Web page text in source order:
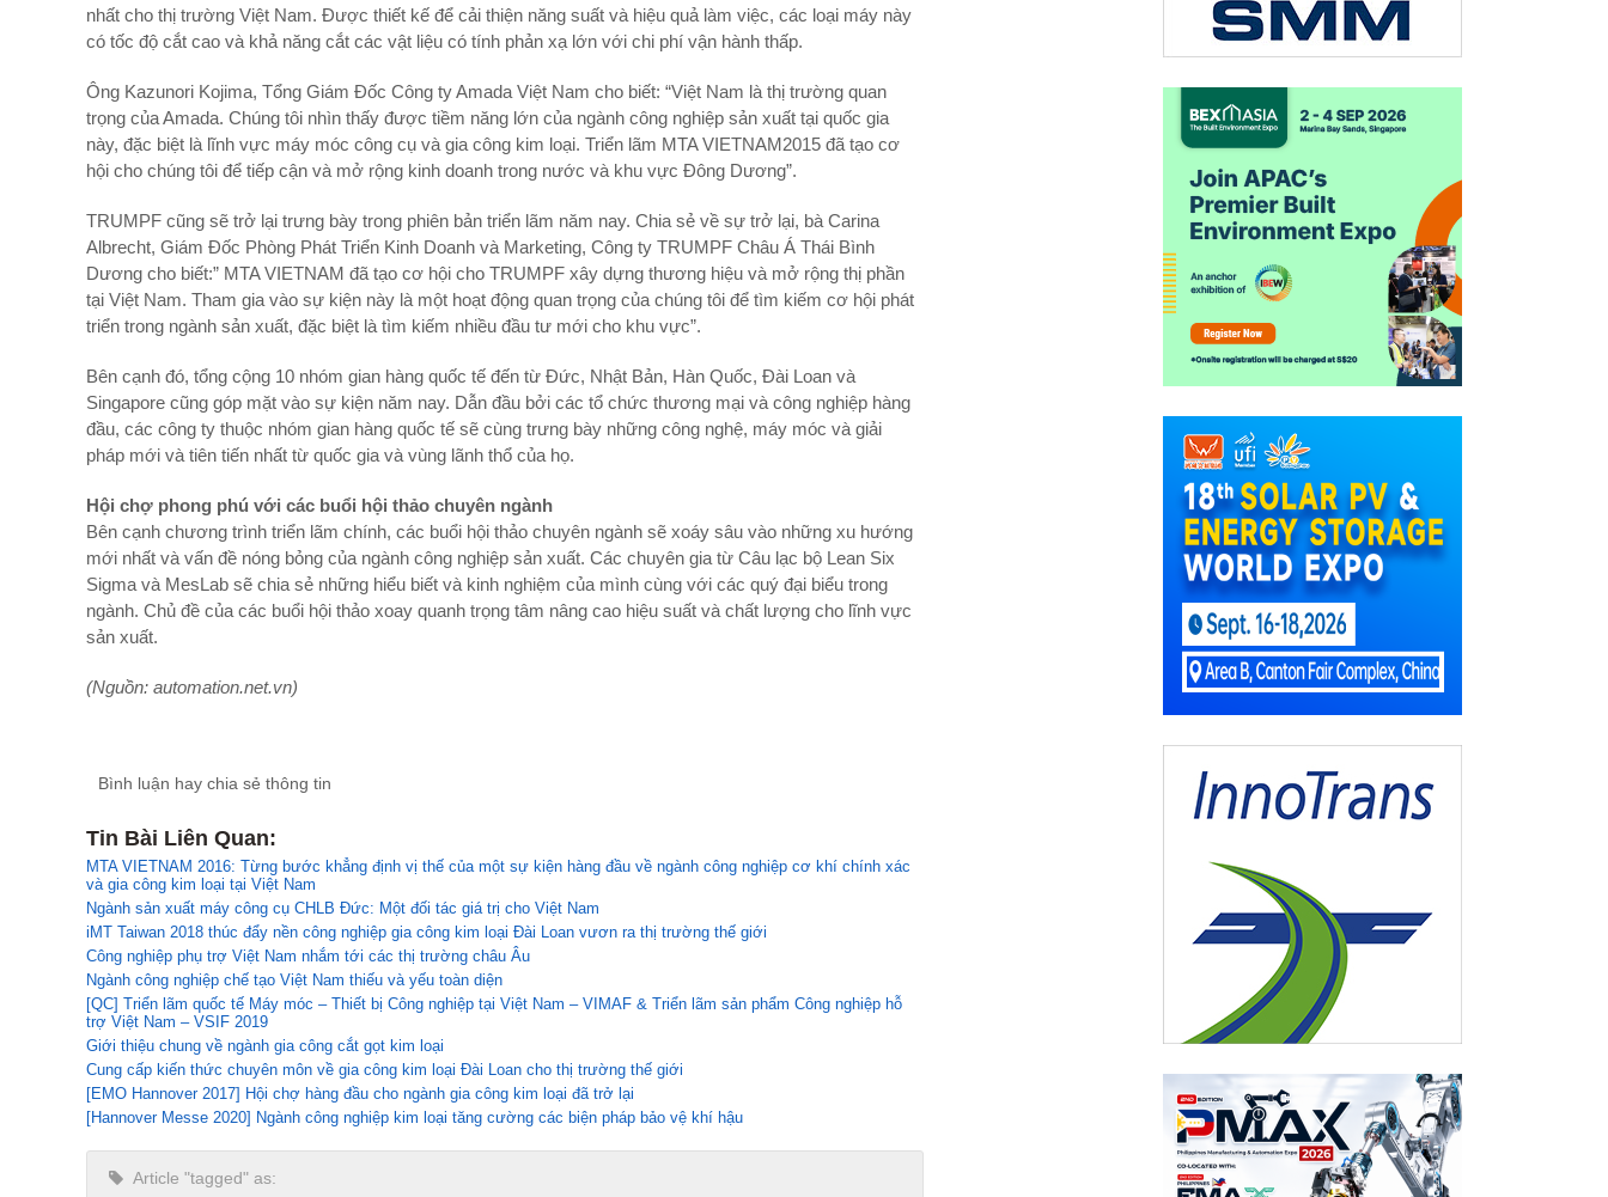
nhất cho thị trường Việt Nam. Được thiết kế để cải thiện năng suất và hiệu quả làm việc, các loại máy này
có tốc độ cắt cao và khả năng cắt các vật liệu có tính phản xạ lớn với chi phí vận hành thấp.
Ông Kazunori Kojima, Tổng Giám Đốc Công ty Amada Việt Nam cho biết: “Việt Nam là thị trường quan
trọng của Amada. Chúng tôi nhìn thấy được tiềm năng lớn của ngành công nghiệp sản xuất tại quốc gia
này, đặc biệt là lĩnh vực máy móc công cụ và gia công kim loại. Triển lãm MTA VIETNAM2015 đã tạo cơ
hội cho chúng tôi để tiếp cận và mở rộng kinh doanh trong nước và khu vực Đông Dương”.
TRUMPF cũng sẽ trở lại trưng bày trong phiên bản triển lãm năm nay. Chia sẻ về sự trở lại, bà Carina
Albrecht, Giám Đốc Phòng Phát Triển Kinh Doanh và Marketing, Công ty TRUMPF Châu Á Thái Bình
Dương cho biết:” MTA VIETNAM đã tạo cơ hội cho TRUMPF xây dựng thương hiệu và mở rộng thị phần
tại Việt Nam. Tham gia vào sự kiện này là một hoạt động quan trọng của chúng tôi để tìm kiếm cơ hội phát
triển trong ngành sản xuất, đặc biệt là tìm kiếm nhiều đầu tư mới cho khu vực”.
Bên cạnh đó, tổng cộng 10 nhóm gian hàng quốc tế đến từ Đức, Nhật Bản, Hàn Quốc, Đài Loan và
Singapore cũng góp mặt vào sự kiện năm nay. Dẫn đầu bởi các tổ chức thương mại và công nghiệp hàng
đầu, các công ty thuộc nhóm gian hàng quốc tế sẽ cùng trưng bày những công nghệ, máy móc và giải
pháp mới và tiên tiến nhất từ quốc gia và vùng lãnh thổ của họ.
Hội chợ phong phú với các buổi hội thảo chuyên ngành
Bên cạnh chương trình triển lãm chính, các buổi hội thảo chuyên ngành sẽ xoáy sâu vào những xu hướng
mới nhất và vấn đề nóng bỏng của ngành công nghiệp sản xuất. Các chuyên gia từ Câu lạc bộ Lean Six
Sigma và MesLab sẽ chia sẻ những hiểu biết và kinh nghiệm của mình cùng với các quý đại biểu trong
ngành. Chủ đề của các buổi hội thảo xoay quanh trọng tâm nâng cao hiệu suất và chất lượng cho lĩnh vực
sản xuất.
(Nguồn: automation.net.vn)
Bình luận hay chia sẻ thông tin
Tin Bài Liên Quan:
MTA VIETNAM 2016: Từng bước khẳng định vị thế của một sự kiện hàng đầu về ngành công nghiệp cơ khí chính xác
và gia công kim loại tại Việt Nam
Ngành sản xuất máy công cụ CHLB Đức: Một đối tác giá trị cho Việt Nam
iMT Taiwan 2018 thúc đẩy nền công nghiệp gia công kim loại Đài Loan vươn ra thị trường thế giới
Công nghiệp phụ trợ Việt Nam nhắm tới các thị trường châu Âu
Ngành công nghiệp chế tạo Việt Nam thiếu và yếu toàn diện
[QC] Triển lãm quốc tế Máy móc – Thiết bị Công nghiệp tại Việt Nam – VIMAF & Triển lãm sản phẩm Công nghiệp hỗ
trợ Việt Nam – VSIF 2019
Giới thiệu chung về ngành gia công cắt gọt kim loại
Cung cấp kiến thức chuyên môn về gia công kim loại Đài Loan cho thị trường thế giới
[EMO Hannover 2017] Hội chợ hàng đầu cho ngành gia công kim loại đã trở lại
[Hannover Messe 2020] Ngành công nghiệp kim loại tăng cường các biện pháp bảo vệ khí hậu
Article "tagged" as: